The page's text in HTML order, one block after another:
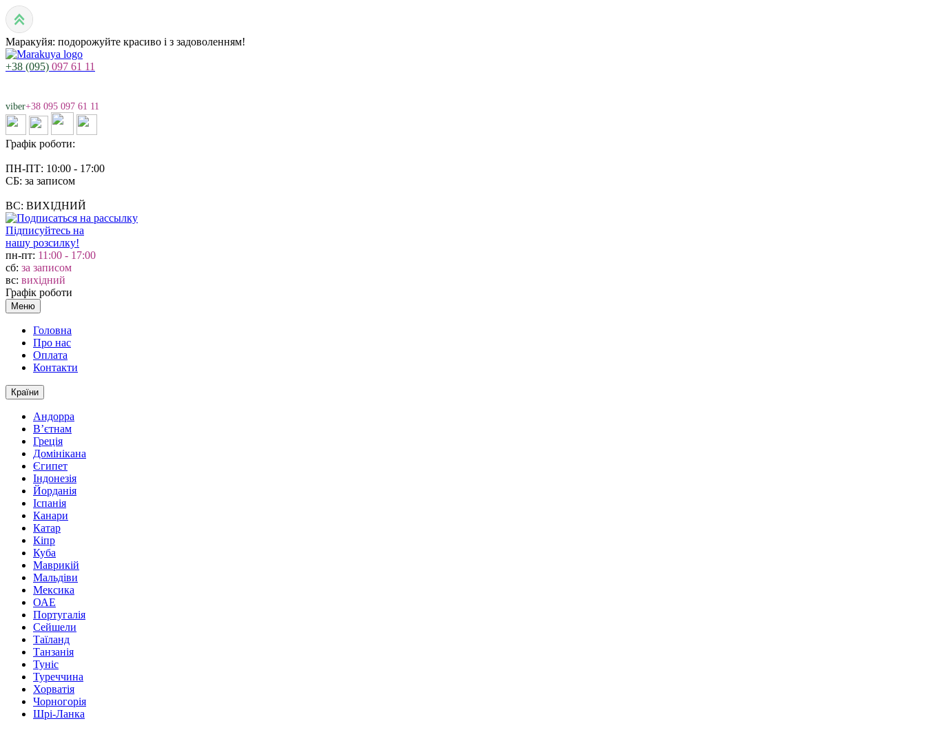
Маракуйя: подорожуйте красиво і з задоволенням!
+38 (095) 097 61 11
viber+38 095 097 61 11
Графік роботи:
ПН-ПТ: 10:00 - 17:00
СБ: за записом
ВС: ВИХІДНИЙ
Підписуйтесь на
нашу розсилку!
пн-пт: 11:00 - 17:00
сб: за записом
вс: вихідний
Графік роботи
Меню
Головна
Про нас
Оплата
Контакти
Країни
Андорра
В’єтнам
Греція
Домінікана
Єгипет
Індонезія
Йорданія
Іспанія
Канари
Катар
Кіпр
Куба
Маврикій
Мальдіви
Мексика
ОАЕ
Португалія
Сейшели
Таїланд
Танзанія
Туніс
Туреччина
Хорватія
Чорногорія
Шрі-Ланка